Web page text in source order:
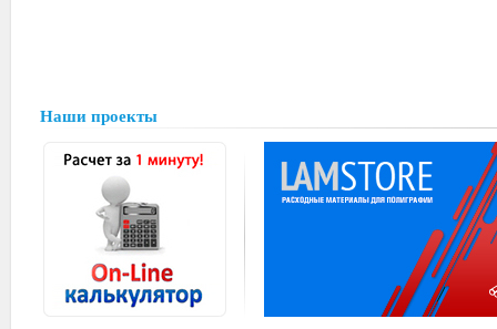
Наши проекты